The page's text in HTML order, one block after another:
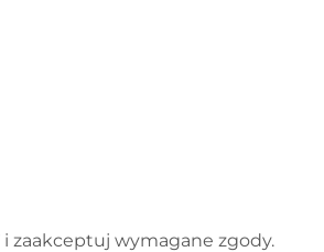
i zaakceptuj wymagane zgody.